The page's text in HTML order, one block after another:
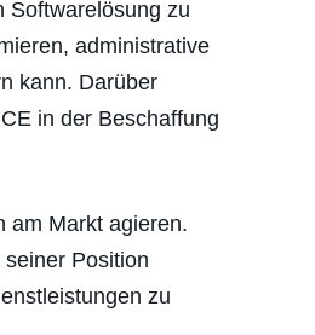
Softwarelösung zu
administrative
kann. Darüber
in der Beschaffung
am Markt agieren.
Position
zu